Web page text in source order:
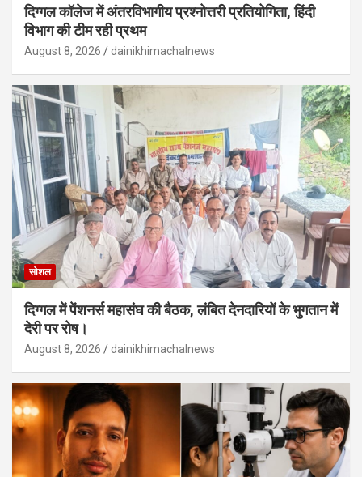
दिग्गल कॉलेज में अंतरविभागीय प्रश्नोत्तरी प्रतियोगिता, हिंदी
विभाग की टीम रही प्रथम
August 8, 2026 dainikhimachalnews
सोशल
दिग्गल में पेंशनर्स महासंघ की बैठक, लंबित देनदारियों के भुगतान में
देरी पर रोष।
August 8, 2026 dainikhimachalnews